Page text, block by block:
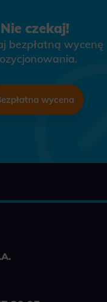
Nie czekaj!
bezpłatną wycenę
wycena